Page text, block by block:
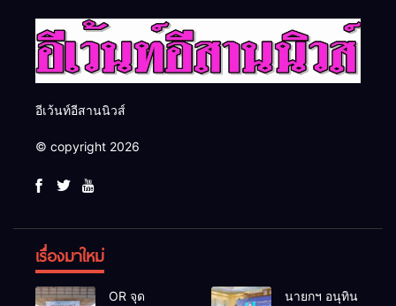
อีเว้นท์อีสานนิวส์
© copyright 2026
เรื่องมาใหม่
OR จุด
นายกฯ อนุทิน